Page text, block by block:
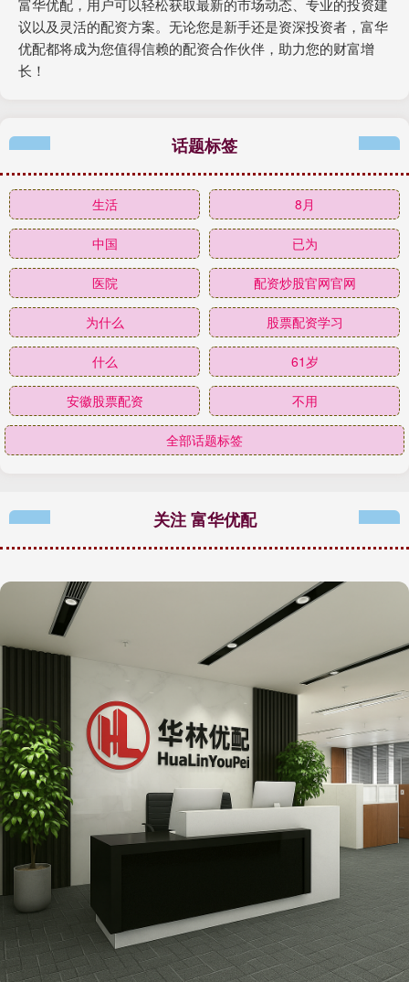
富华优配，用户可以轻松获取最新的市场动态、专业的投资建
议以及灵活的配资方案。无论您是新手还是资深投资者，富华
优配都将成为您值得信赖的配资合作伙伴，助力您的财富增
长！
话题标签
生活 8月
中国 已为
医院 配资炒股官网官网
为什么 股票配资学习
什么 61岁
安徽股票配资 不用
全部话题标签
关注 富华优配